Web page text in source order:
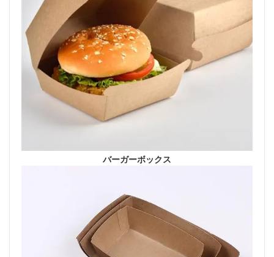
バーガーボックス